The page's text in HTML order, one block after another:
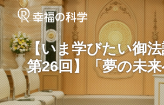
【いま学びたい御
第26回】「夢の未